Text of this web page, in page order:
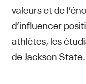
valeurs et de
d’influencer
athlètes, les
de Jackson State.